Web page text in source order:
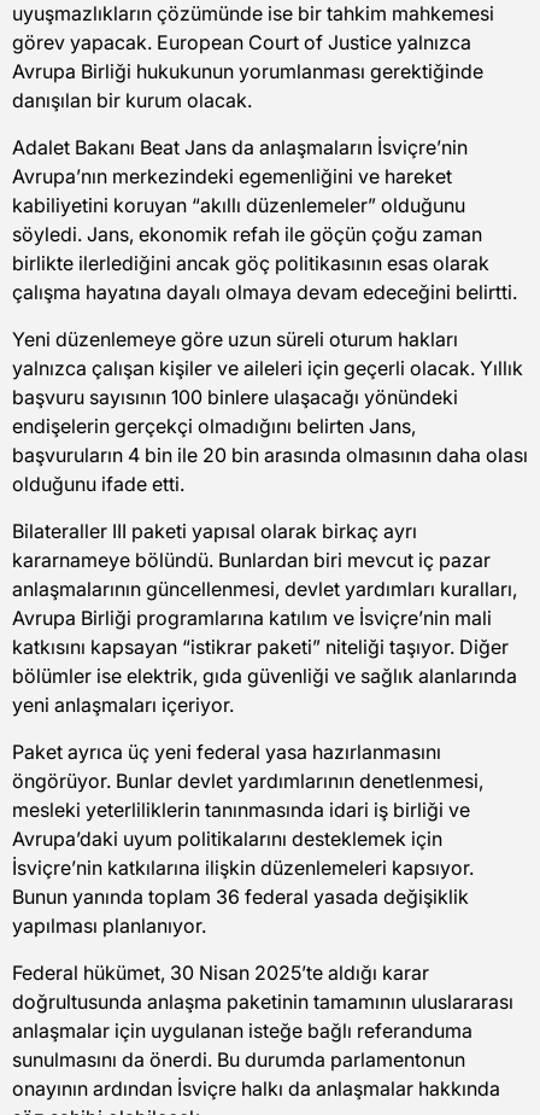
uyuşmazlıkların çözümünde ise bir tahkim mahkemesi
görev yapacak. European Court of Justice yalnızca
Avrupa Birliği hukukunun yorumlanması gerektiğinde
danışılan bir kurum olacak.
Adalet Bakanı Beat Jans da anlaşmaların İsviçre’nin
Avrupa’nın merkezindeki egemenliğini ve hareket
kabiliyetini koruyan “akıllı düzenlemeler” olduğunu
söyledi. Jans, ekonomik refah ile göçün çoğu zaman
birlikte ilerlediğini ancak göç politikasının esas olarak
çalışma hayatına dayalı olmaya devam edeceğini belirtti.
Yeni düzenlemeye göre uzun süreli oturum hakları
yalnızca çalışan kişiler ve aileleri için geçerli olacak. Yıllık
başvuru sayısının 100 binlere ulaşacağı yönündeki
endişelerin gerçekçi olmadığını belirten Jans,
başvuruların 4 bin ile 20 bin arasında olmasının daha olası
olduğunu ifade etti.
Bilateraller III paketi yapısal olarak birkaç ayrı
kararnameye bölündü. Bunlardan biri mevcut iç pazar
anlaşmalarının güncellenmesi, devlet yardımları kuralları,
Avrupa Birliği programlarına katılım ve İsviçre’nin mali
katkısını kapsayan “istikrar paketi” niteliği taşıyor. Diğer
bölümler ise elektrik, gıda güvenliği ve sağlık alanlarında
yeni anlaşmaları içeriyor.
Paket ayrıca üç yeni federal yasa hazırlanmasını
öngörüyor. Bunlar devlet yardımlarının denetlenmesi,
mesleki yeterliliklerin tanınmasında idari iş birliği ve
Avrupa’daki uyum politikalarını desteklemek için
İsviçre’nin katkılarına ilişkin düzenlemeleri kapsıyor.
Bunun yanında toplam 36 federal yasada değişiklik
yapılması planlanıyor.
Federal hükümet, 30 Nisan 2025’te aldığı karar
doğrultusunda anlaşma paketinin tamamının uluslararası
anlaşmalar için uygulanan isteğe bağlı referanduma
sunulmasını da önerdi. Bu durumda parlamentonun
onayının ardından İsviçre halkı da anlaşmalar hakkında